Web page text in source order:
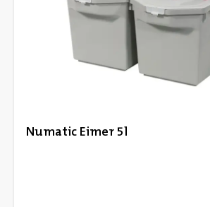
Numatic Eimer 5l